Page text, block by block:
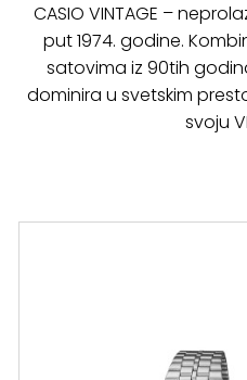
CASIO VINTAGE –
put 1974. godine.
satovima iz 90tih
dominira u svetskim
svoju